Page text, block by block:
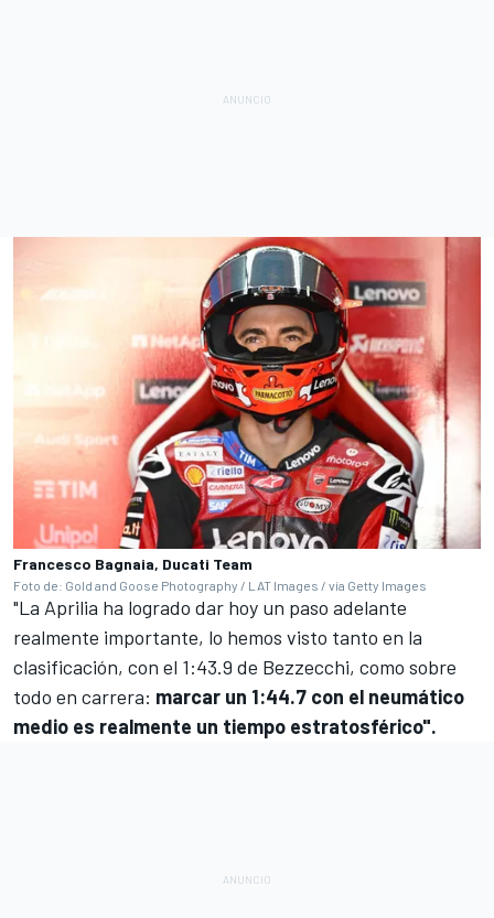
Francesco Bagnaia, Ducati Team
Foto de: Gold and Goose Photography / LAT Images / vía Getty Images
"La Aprilia ha logrado dar hoy un paso adelante
realmente importante, lo hemos visto tanto en la
clasificación, con el 1:43.9 de Bezzecchi, como sobre
todo en carrera: marcar un 1:44.7 con el neumático
medio es realmente un tiempo estratosférico".